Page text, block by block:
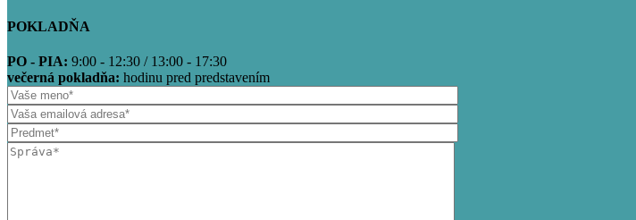
POKLADŇA
PO - PIA: 9:00 - 12:30 / 13:00 - 17:30
večerná pokladňa: hodinu pred predstavením